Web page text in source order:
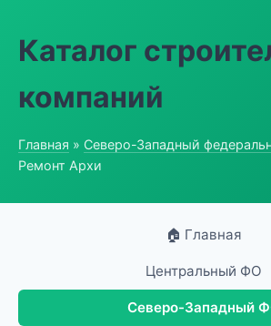
Каталог
компаний
Главная » Северо-Западный
Ремонт Архи
🏠 Главная
Центральный ФО
Северо-Западный